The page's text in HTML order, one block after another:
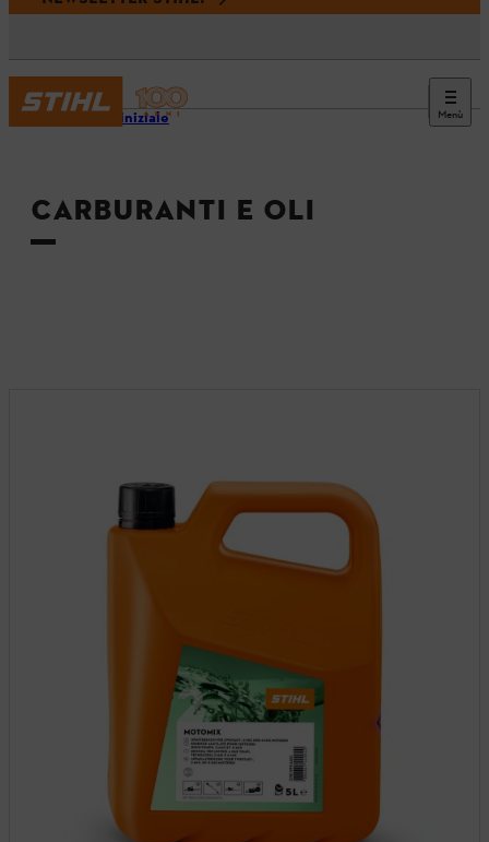
Menù
Pagina iniziale
CARBURANTI E OLI